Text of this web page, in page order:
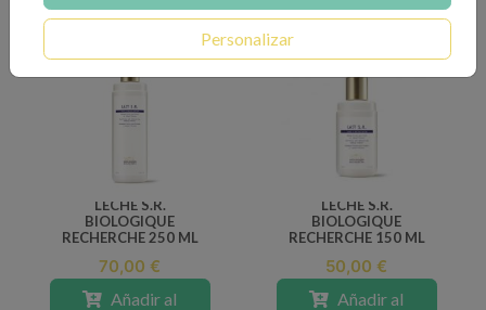
LECHE S.R.
BIOLOGIQUE
RECHERCHE 250 ML
70,00 €
Añadir al
LECHE S.R.
BIOLOGIQUE
RECHERCHE 150 ML
50,00 €
Añadir al
Personalizar